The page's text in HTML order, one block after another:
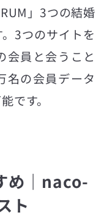
」3つの結婚
3つのサイトを
会員と会うこと
名の会員データ
です。
め｜naco-
ト